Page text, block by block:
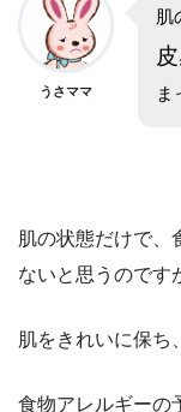
うさママ
肌
ま
肌の状態だけで、
ないと思うのです
肌をきれいに保ち
食物アレルギーの